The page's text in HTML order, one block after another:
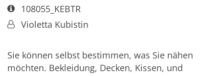
Art bzw. Nummer:
108055_KEBTR
Von:Violetta Kubistin
Sie können selbst bestimmen, was Sie nähen
möchten. Bekleidung, Decken, Kissen, und